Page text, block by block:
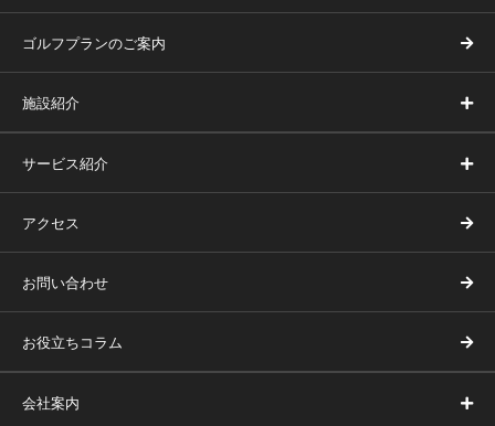
ゴルフプランのご案内
施設紹介
サービス紹介
アクセス
お問い合わせ
お役立ちコラム
会社案内